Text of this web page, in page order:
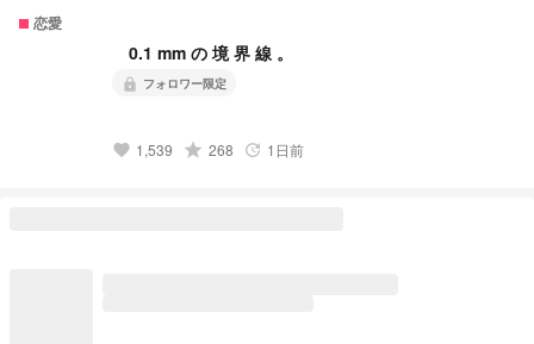
恋愛
0.1 mm の 境 界 線 。
lock フォロワー限定
favorite 1,539 grade 268 update 1日前